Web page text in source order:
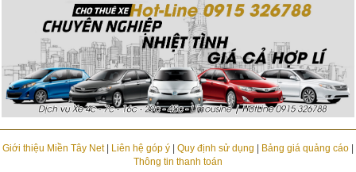
Giới thiệu Miền Tây Net| Liên hệ góp ý| Quy định sử dụng | Bảng giá quảng cáo|
Thông tin thanh toán